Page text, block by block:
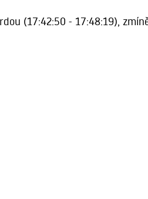
(17:42:50 - 17:48:19),